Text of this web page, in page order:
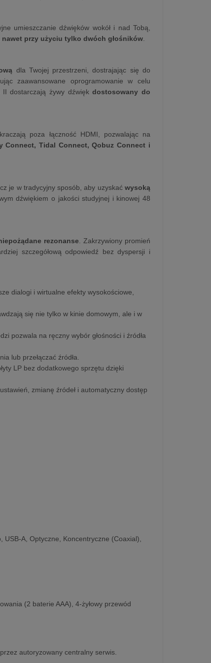
umieszczanie dźwięków wokół i nad Tobą,
nawet przy użyciu tylko dwóch głośników
dla Twojej przestrzeni, dostrajając się do
zaawansowane oprogramowanie w celu
II dostarczają żywy dźwiękdostosowany do
poza łączność HDMI, pozwalając na
Connect, Tidal Connect, Qobuz Connect i
je w tradycyjny sposób, aby uzyskać wysoką
dźwiękiem o jakości studyjnej i kinowej 48
rezonanse . Zakrzywiony promień
szczegółową odpowiedź bez dyspersji i
dialogi i wirtualne efekty wysokościowe,
się nie tylko w kinie domowym, ale i w
pozwala na ręczny wybór głośności i źródła
lub przełączać źródła.
LP bez dodatkowego sprzętu dzięki
zmianę źródeł i automatyczny dostęp
A, Optyczne, Koncentryczne (Coaxial),
(2 baterie AAA), 4-żyłowy przewód
autoryzowany centralny serwis.